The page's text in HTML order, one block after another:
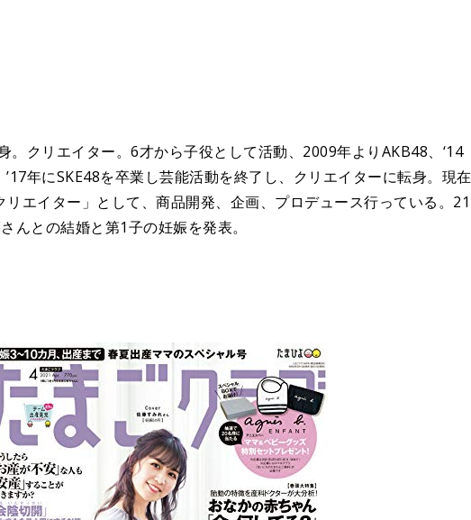
。クリエイター。6才から子役として活動、2009年よりAKB48、‘14
年にSKE48を卒業し芸能活動を終了し、クリエイターに転身。現在
エイター」として、商品開発、企画、プロデュース行っている。21
んとの結婚と第1子の妊娠を発表。